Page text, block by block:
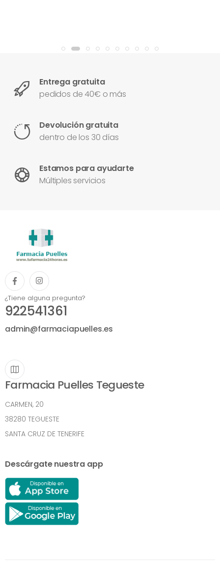
Entrega gratuita
pedidos de 40€ o más
Devolución gratuita
dentro de los 30 días
Estamos para ayudarte
Múltiples servicios
¿Tiene alguna pregunta?
922541361
admin@farmaciapuelles.es
Farmacia Puelles Tegueste
CARMEN, 20
38280 TEGUESTE
SANTA CRUZ DE TENERIFE
Descárgate nuestra app